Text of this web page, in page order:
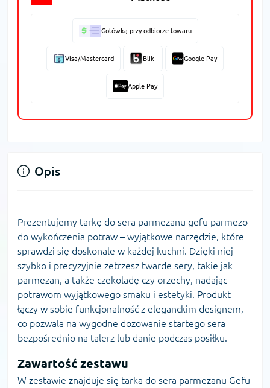
Gotówką przy odbiorze towaru
Visa/Mastercard Blik Google Pay
Apple Pay
Opis
Prezentujemy tarkę do sera parmezanu gefu parmezo
do wykończenia potraw – wyjątkowe narzędzie, które
sprawdzi się doskonale w każdej kuchni. Dzięki niej
szybko i precyzyjnie zetrzesz twarde sery, takie jak
parmezan, a także czekoladę czy orzechy, nadając
potrawom wyjątkowego smaku i estetyki. Produkt
łączy w sobie funkcjonalność z eleganckim designem,
co pozwala na wygodne dozowanie startego sera
bezpośrednio na talerz lub danie podczas posiłku.
Zawartość zestawu
W zestawie znajduje się tarka do sera parmezanu Gefu